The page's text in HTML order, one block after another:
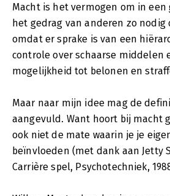
Macht is het vermogen om in
het gedrag van anderen zo
omdat er sprake is van een
controle over schaarse middelen
mogelijkheid tot belonen en
Maar naar mijn idee mag de
aangevuld. Want hoort bij macht
ook niet de mate waarin je je
beïnvloeden (met dank aan Jetty
Carrière spel, Psychotechniek,